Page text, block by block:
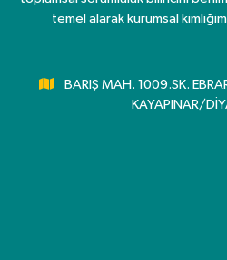
temel alarak kurumsal
BARIŞ MAH. 1009.SK.
KAYAPINAR/